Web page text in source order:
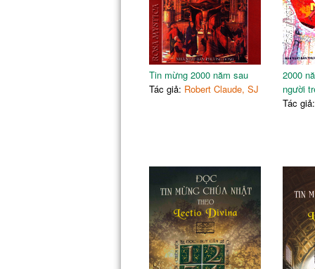
Tin mừng 2000 năm sau
Tác giả: Robert Claude, SJ
2000
người
Tác giả: